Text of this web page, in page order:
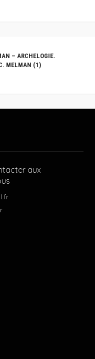
– ARCHELOGIE.
MELMAN (1)
aux